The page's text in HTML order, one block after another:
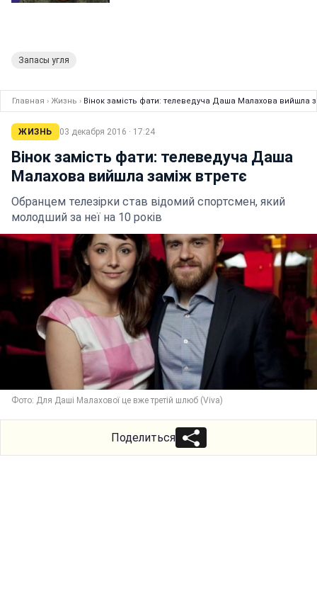
Запасы угля
Главная › Жизнь › Вінок замість фати: телеведуча Даша Малахова вийшла
ЖИЗНЬ 03 декабря 2016 · 17:24
Вінок замість фати: телеведуча Даша
Малахова вийшла заміж втретє
Обранцем телезірки став відомий спортсмен, який
молодший за неї на 10 років
Фото: Для Даші Малахової це вже третій шлюб (Viva)
Поделиться